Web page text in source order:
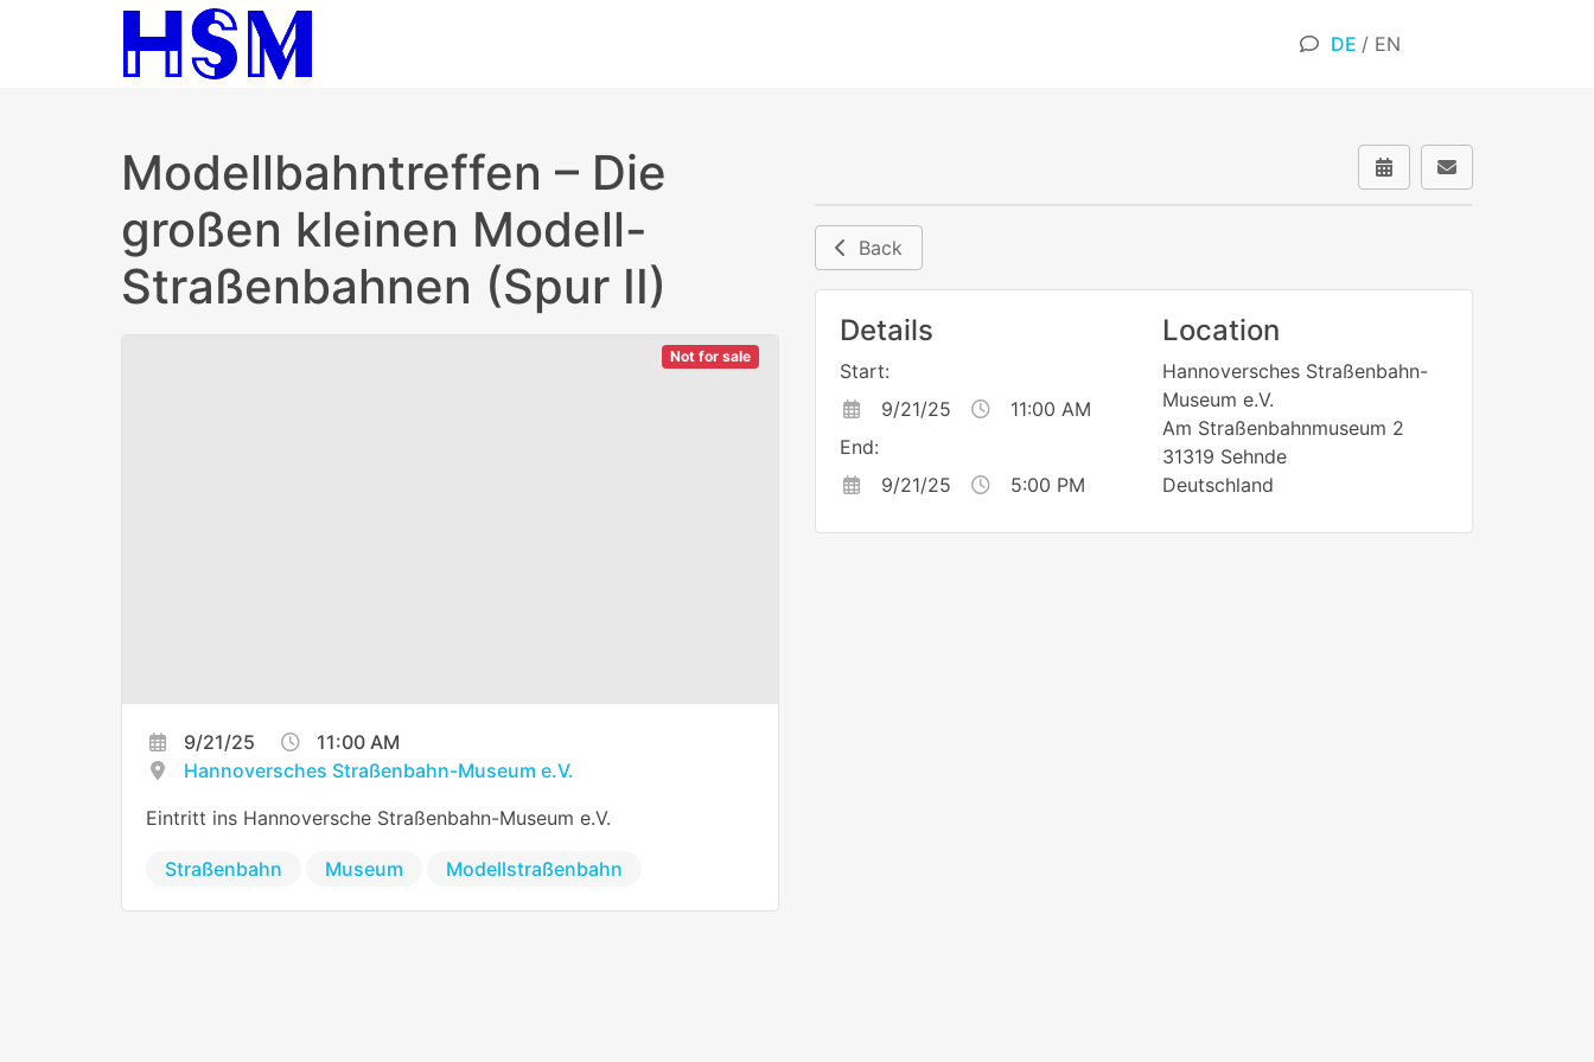
DE / EN
Modellbahntreffen – Die
großen kleinen Modell-
Straßenbahnen (Spur II)
Not for sale
9/21/25
11:00 AM
Hannoversches Straßenbahn-Museum e.V.
Eintritt ins Hannoversche Straßenbahn-Museum e.V.
Straßenbahn Museum Modellstraßenbahn
Back
Details
Start:
9/21/25
11:00 AM
End:
9/21/25
5:00 PM
Location
Hannoversches Straßenbahn-
Museum e.V.
Am Straßenbahnmuseum 2
31319 Sehnde
Deutschland